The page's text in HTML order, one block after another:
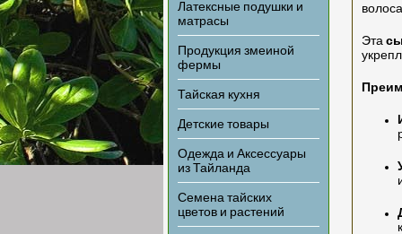
Латексные подушки и
матрасы
Продукция змеиной
фермы
Тайская кухня
Детские товары
Одежда и Аксессуары
из Тайланда
Семена тайских
цветов и растений
Эта